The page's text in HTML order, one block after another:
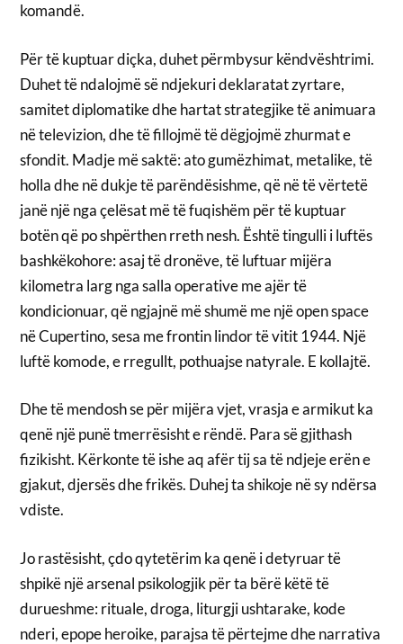
komandë.
Për të kuptuar diçka, duhet përmbysur këndvështrimi.
Duhet të ndalojmë së ndjekuri deklaratat zyrtare,
samitet diplomatike dhe hartat strategjike të animuara
në televizion, dhe të fillojmë të dëgjojmë zhurmat e
sfondit. Madje më saktë: ato gumëzhimat, metalike, të
holla dhe në dukje të parëndësishme, që në të vërtetë
janë një nga çelësat më të fuqishëm për të kuptuar
botën që po shpërthen rreth nesh. Është tingulli i luftës
bashkëkohore: asaj të dronëve, të luftuar mijëra
kilometra larg nga salla operative me ajër të
kondicionuar, që ngjajnë më shumë me një open space
në Cupertino, sesa me frontin lindor të vitit 1944. Një
luftë komode, e rregullt, pothuajse natyrale. E kollajtë.
Dhe të mendosh se për mijëra vjet, vrasja e armikut ka
qenë një punë tmerrësisht e rëndë. Para së gjithash
fizikisht. Kërkonte të ishe aq afër tij sa të ndjeje erën e
gjakut, djersës dhe frikës. Duhej ta shikoje në sy ndërsa
vdiste.
Jo rastësisht, çdo qytetërim ka qenë i detyruar të
shpikë një arsenal psikologjik për ta bërë këtë të
durueshme: rituale, droga, liturgji ushtarake, kode
nderi, epope heroike, parajsa të përtejme dhe narrativa